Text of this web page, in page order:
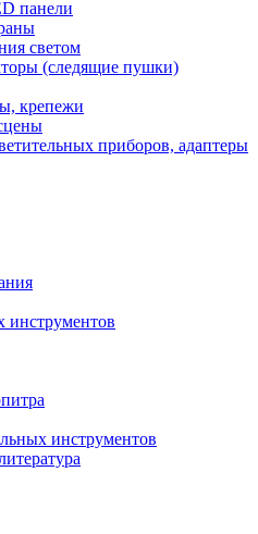
панели
светом
(следящие пушки)
крепежи
приборов, адаптеры
инструментов
инструментов